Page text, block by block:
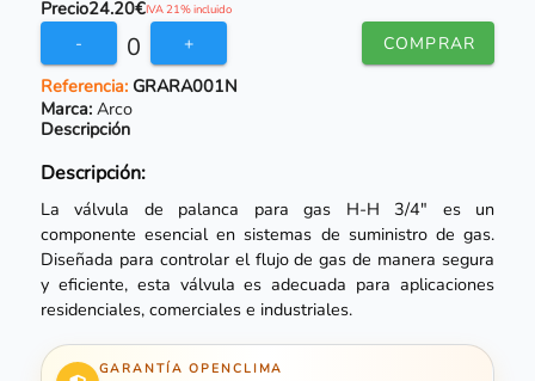
Precio24.20€IVA 21% incluido
- 0 + COMPRAR
Referencia:GRARA001N
Marca: Arco
Descripción
Descripción:
La válvula de palanca para gas H-H 3/4" es un
componente esencial en sistemas de suministro de gas.
Diseñada para controlar el flujo de gas de manera segura
y eficiente, esta válvula es adecuada para aplicaciones
residenciales, comerciales e industriales.
GARANTÍA OPENCLIMA